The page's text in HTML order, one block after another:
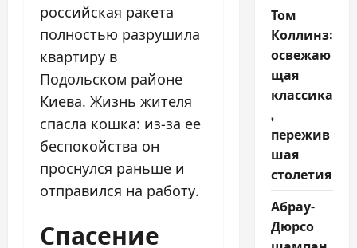
российская ракета
полностью разрушила
квартиру в
Подольском районе
Киева. Жизнь жителя
спасла кошка: из-за ее
беспокойства он
проснулся раньше и
отправился на работу.
Спасение
Том
Коллинз:
освежаю
щая
классика
,
пережив
шая
столетия
Абрау-
Дюрсо